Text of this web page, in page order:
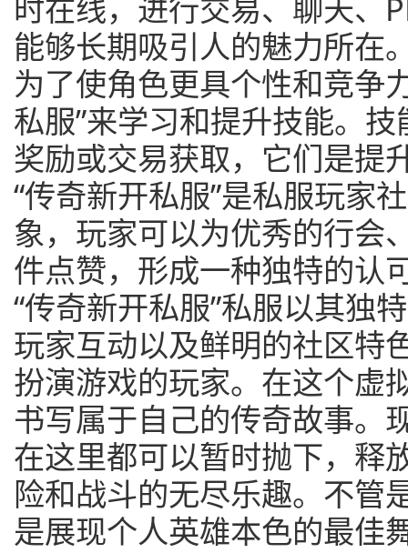
时在线，进行交易、聊天、
能够长期吸引人的魅力所在
为了使角色更具个性和竞争
私服”来学习和提升技能。
奖励或交易获取，它们是提
“传奇新开私服”是私服玩家
象，玩家可以为优秀的行会
件点赞，形成一种独特的认
“传奇新开私服”私服以其独
玩家互动以及鲜明的社区特
扮演游戏的玩家。在这个虚
书写属于自己的传奇故事。
在这里都可以暂时抛下，释
险和战斗的无尽乐趣。不管
是展现个人英雄本色的最佳